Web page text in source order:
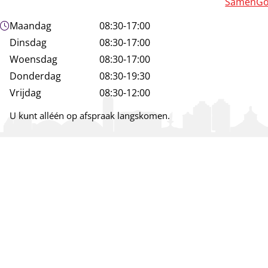
Openingstijden
Maandag
08:30-17:00
Dinsdag
08:30-17:00
Woensdag
08:30-17:00
Donderdag
08:30-19:30
Vrijdag
08:30-12:00
U kunt alléén op afspraak langskomen.